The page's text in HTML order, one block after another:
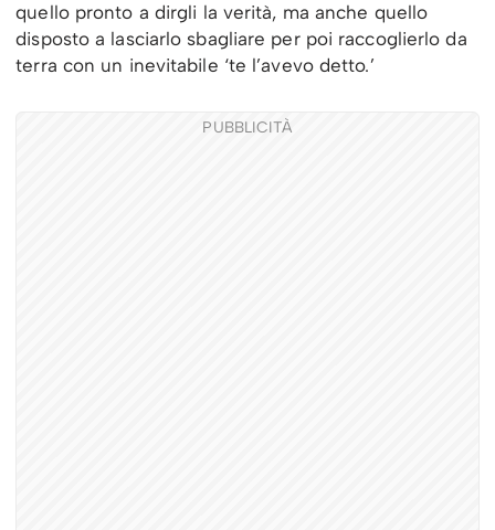
quello pronto a dirgli la verità, ma anche quello
disposto a lasciarlo sbagliare per poi raccoglierlo da
terra con un inevitabile ‘te l’avevo detto.’
PUBBLICITÀ